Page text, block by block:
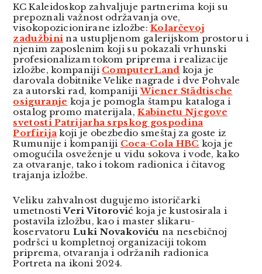
KC Kaleidoskop zahvaljuje partnerima koji su
prepoznali važnost održavanja ove,
visokopozicionirane izložbe:Kolarčevoj
zadužbini na ustupljenom galerijskom prostoru i
njenim zaposlenim koji su pokazali vrhunski
profesionalizam tokom priprema i realizacije
izložbe, kompaniji ComputerLand koja je
darovala dobitnike Velike nagrade i dve Pohvale
za autorski rad, kompanijiWiener Städtische
osiguranje koja je pomogla štampu kataloga i
ostalog promo materijala,Kabinetu Njegove
svetosti Patrijarha srpskog gospodina
Porfirija koji je obezbedio smeštaj za goste iz
Rumunije i kompaniji Coca-Cola HBC koja je
omogućila osveženje u vidu sokova i vode, kako
za otvaranje, tako i tokom radionica i čitavog
trajanja izložbe.
Veliku zahvalnost dugujemo istoričarki
umetnostiVeri Vitorović koja je kustosirala i
postavila izložbu, kao i master slikaru-
koservatoruLuki Novakoviću na nesebičnoj
podršci u kompletnoj organizaciji tokom
priprema, otvaranja i održanih radionica
Portreta na ikoni 2024.